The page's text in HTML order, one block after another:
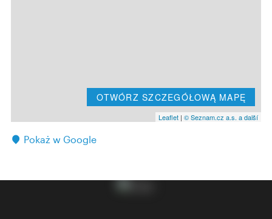
OTWÓRZ SZCZEGÓŁOWĄ MAPĘ
Leaflet | © Seznam.cz a.s. a další
Pokaż w Google